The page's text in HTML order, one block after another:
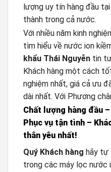
lượng uy tín hàng đầu
thành trong cả nước.
Với nhiều năm kinh
tìm hiểu về nước ion
khẩu Thái Nguyễn tin
Khách hàng một cách
nghiệm nhất, giá cả ưu
dài nhất. Với Phương
Chất lượng hàng đầu
Phục vụ tận tình –
thân yêu nhất!
Quý Khách hàng hãy tự
trong các máy lọc nước